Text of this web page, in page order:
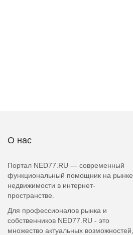
О нас
Портал NED77.RU — современный
функциональный помощник на рынке
недвижимости в интернет-
пространстве.
Для профессионалов рынка и
собственников NED77.RU - это
множество актуальных возможностей,